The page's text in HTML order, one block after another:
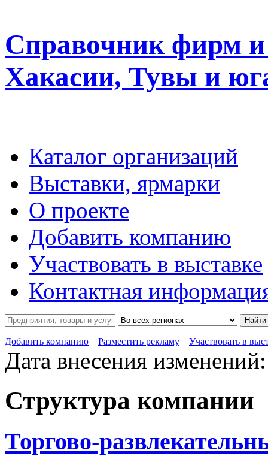
Справочник фирм и
Хакасии, Тувы и
Каталог организаций
Выставки, ярмарки
О проекте
Добавить компанию
Участвовать в выставке
Контактная
Найти
Добавить компанию Разместить рекламу Участвовать в
Дата внесения
Структура компании
Торгово-